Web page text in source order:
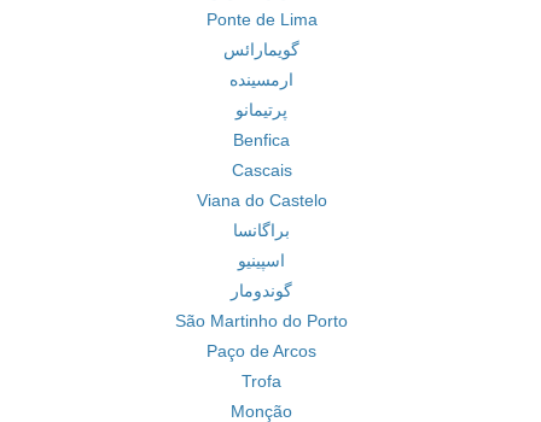
Ponte de Lima
گویمارائس
ارمسینده
پرتیمانو
Benfica
Cascais
Viana do Castelo
براگانسا
اسپینیو
گوندومار
São Martinho do Porto
Paço de Arcos
Trofa
Monção